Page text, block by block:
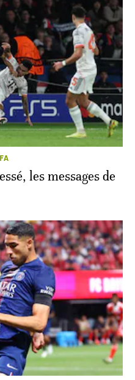
les messages de